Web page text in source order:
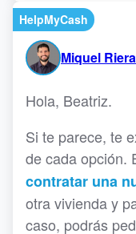
HelpMyCash
Miquel Riera
Hola, Beatriz.
Si te parece, te
de cada opción.
contratar una
otra vivienda y
caso, podrás